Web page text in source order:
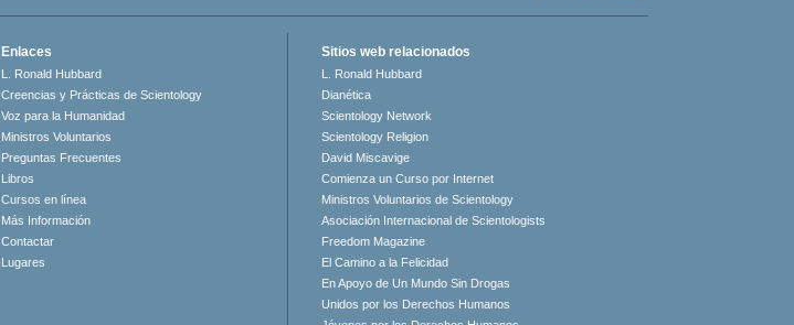
Enlaces
L. Ronald Hubbard
Creencias y Prácticas de Scientology
Voz para la Humanidad
Ministros Voluntarios
Preguntas Frecuentes
Libros
Cursos en línea
Más Información
Contactar
Lugares
Sitios web relacionados
L. Ronald Hubbard
Dianética
Scientology Network
Scientology Religion
David Miscavige
Comienza un Curso por Internet
Ministros Voluntarios de Scientology
Asociación Internacional de Scientologists
Freedom Magazine
El Camino a la Felicidad
En Apoyo de Un Mundo Sin Drogas
Unidos por los Derechos Humanos